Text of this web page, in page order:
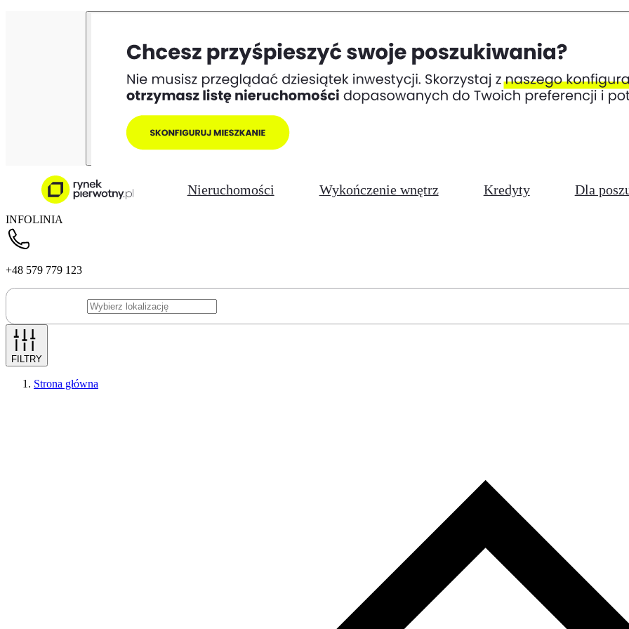
Nieruchomości Wykończenie wnętrz Kredyty Dla
INFOLINIA
+48 579 779 123
FILTRY
Strona główna